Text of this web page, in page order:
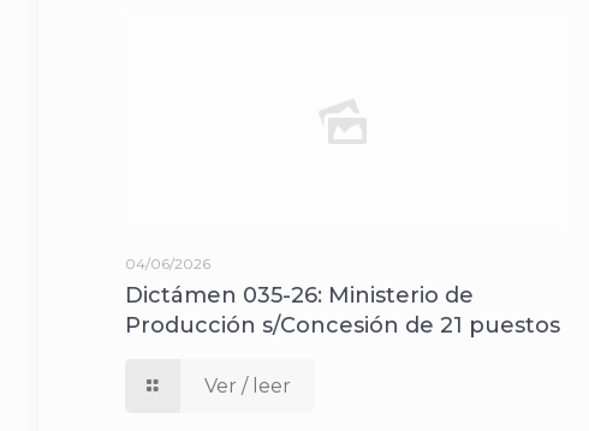
04/06/2026
Dictámen 035-26: Ministerio de
Producción s/Concesión de 21 puestos
Ver / leer